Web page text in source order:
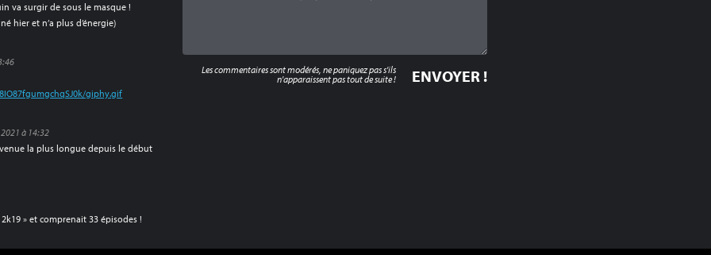
va surgir de sous le masque !
hier et n’a plus d’énergie)
giphy.gif
à 14:32
la plus longue depuis le début
» et comprenait 33 épisodes !
Les commentaires sont modérés, ne paniquez pas s'ils
n'apparaissent pas tout de suite !